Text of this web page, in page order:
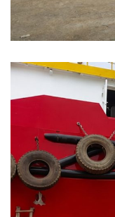
MARINE AIRBAG